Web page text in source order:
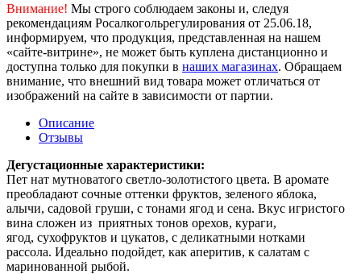
Внимание! Мы строго соблюдаем законы и, следуя
рекомендациям Росалкогольрегулирования от 25.06.18,
информируем, что продукция, представленная на нашем
«сайте-витрине», не может быть куплена дистанционно и
доступна только для покупки в наших магазинах. Обращаем
внимание, что внешний вид товара может отличаться от
изображений на сайте в зависимости от партии.
Описание
Отзывы
Дегустационные характеристики:
Пет нат мутноватого светло-золотистого цвета. В аромате
преобладают сочные оттенки фруктов, зеленого яблока,
алычи, садовой груши, с тонами ягод и сена. Вкус игристого
вина сложен из приятных тонов орехов, кураги,
ягод, сухофруктов и цукатов, с деликатными нотками
рассола. Идеально подойдет, как аперитив, к салатам с
маринованной рыбой.